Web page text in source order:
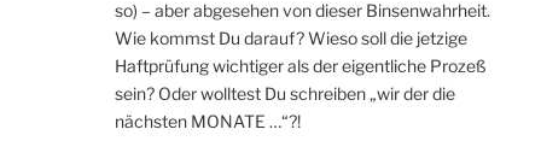
so) – aber abgesehen von dieser Binsenwahrheit.
Wie kommst Du darauf? Wieso soll die jetzige
Haftprüfung wichtiger als der eigentliche Prozeß
sein? Oder wolltest Du schreiben „wir der die
nächsten MONATE …“?!